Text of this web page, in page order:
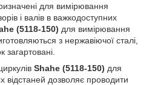
для вимірювання
і валів в важкодоступних
(5118-150) для вимірювання
з нержавіючої сталі,
загартовані.
Shahe (5118-150) для
дозволяє проводити